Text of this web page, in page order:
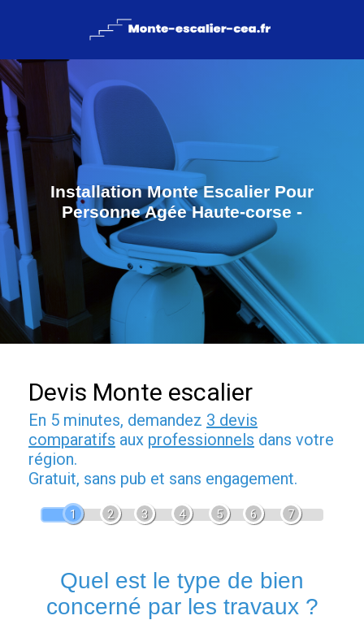
Installation Monte Escalier Pour
Personne Agée Haute-corse -
Devis Monte escalier
En 5 minutes, demandez 3 devis
comparatifs aux professionnels dans votre
région.
Gratuit, sans pub et sans engagement.
1 2 3 4 5 6 7
Quel est le type de bien
concerné par les travaux ?